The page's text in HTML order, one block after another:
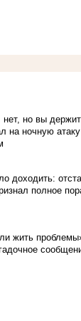
но вы
на ночную
доходить:
полное
жить